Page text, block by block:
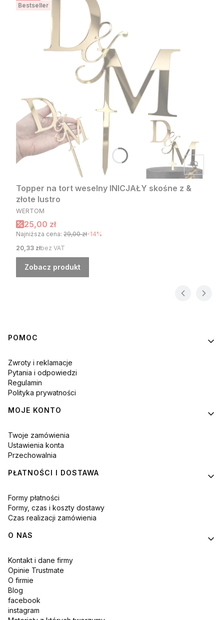
Bestseller
Topper na tort weselny INICJAŁY skośne z &
złote lustro
PRODUCENT
WERTOM
Cena promocyjna
25,00 zł
Najniższa cena: 29,00 zł-14%
Cena
20,33 złbez VAT
Zobacz produkt
Linki w stopce
POMOC
Zwroty i reklamacje
Pytania i odpowiedzi
Regulamin
Polityka prywatności
MOJE KONTO
Twoje zamówienia
Ustawienia konta
Przechowalnia
PŁATNOŚCI I DOSTAWA
Formy płatności
Formy, czas i koszty dostawy
Czas realizacji zamówienia
O NAS
Kontakt i dane firmy
Opinie Trustmate
O firmie
Blog
facebook
instagram